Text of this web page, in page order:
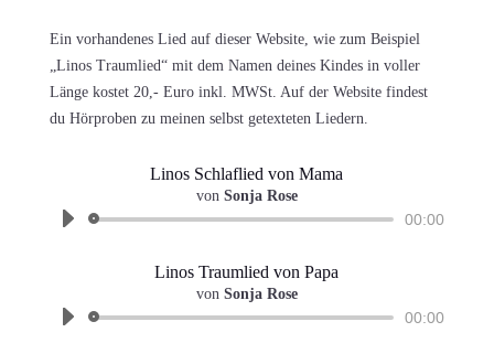
Ein vorhandenes Lied auf dieser Website, wie zum Beispiel
„Linos Traumlied“ mit dem Namen deines Kindes in voller
Länge kostet 20,- Euro inkl. MWSt. Auf der Website findest
du Hörproben zu meinen selbst getexteten Liedern.
Linos Schlaflied von Mama
von Sonja Rose
00:00
Linos Traumlied von Papa
von Sonja Rose
00:00